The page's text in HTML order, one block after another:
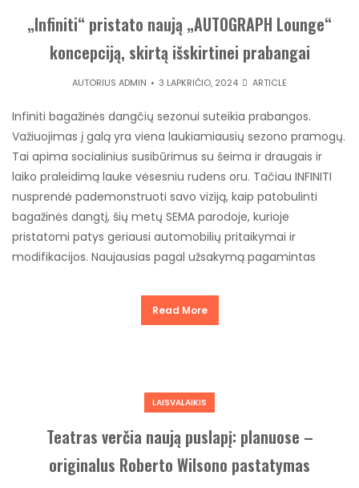
„Infiniti“ pristato naują „AUTOGRAPH Lounge“
koncepciją, skirtą išskirtinei prabangai
AUTORIUSADMIN 3 LAPKRIČIO, 2024 ARTICLE
Infiniti bagažinės dangčių sezonui suteikia prabangos.
Važiuojimas į galą yra viena laukiamiausių sezono pramogų.
Tai apima socialinius susibūrimus su šeima ir draugais ir
laiko praleidimą lauke vėsesniu rudens oru. Tačiau INFINITI
nusprendė pademonstruoti savo viziją, kaip patobulinti
bagažinės dangtį, šių metų SEMA parodoje, kurioje
pristatomi patys geriausi automobilių pritaikymai ir
modifikacijos. Naujausias pagal užsakymą pagamintas
Read More
LAISVALAIKIS
Teatras verčia naują puslapį: planuose –
originalus Roberto Wilsono pastatymas